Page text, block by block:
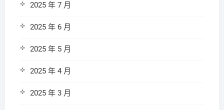
2025 年 7 月
2025 年 6 月
2025 年 5 月
2025 年 4 月
2025 年 3 月